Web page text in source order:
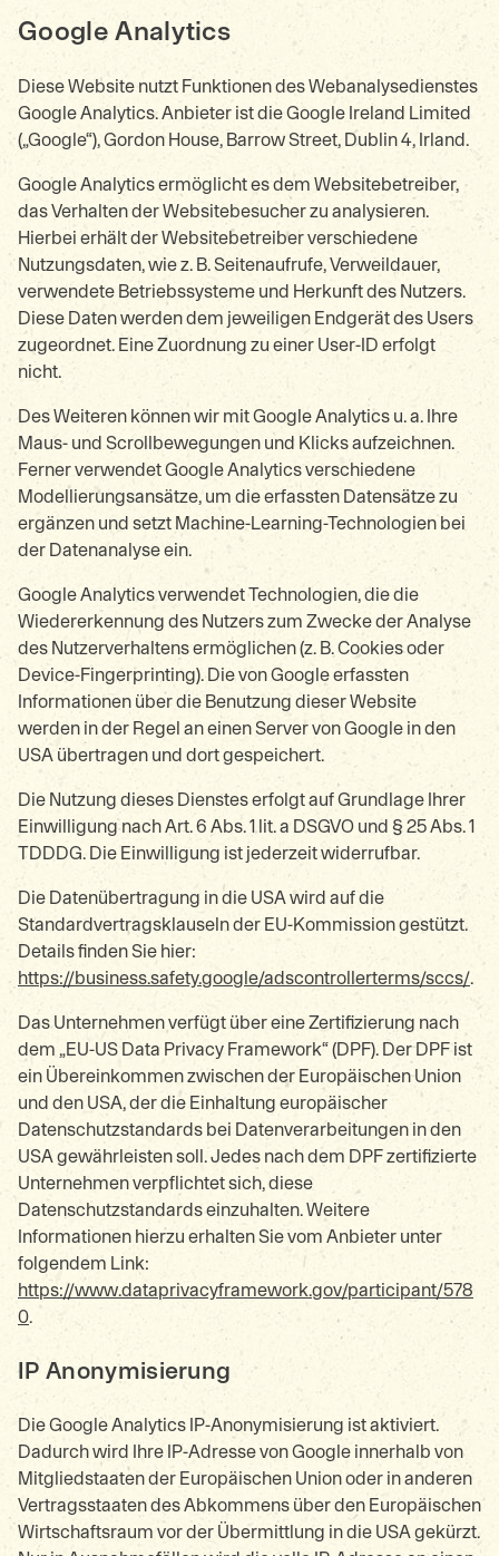
Google Analytics
Diese Website nutzt Funktionen des Webanalysedienstes
Google Analytics. Anbieter ist die Google Ireland Limited
(„Google“), Gordon House, Barrow Street, Dublin 4, Irland.
Google Analytics ermöglicht es dem Websitebetreiber,
das Verhalten der Websitebesucher zu analysieren.
Hierbei erhält der Websitebetreiber verschiedene
Nutzungsdaten, wie z. B. Seitenaufrufe, Verweildauer,
verwendete Betriebssysteme und Herkunft des Nutzers.
Diese Daten werden dem jeweiligen Endgerät des Users
zugeordnet. Eine Zuordnung zu einer User-ID erfolgt
nicht.
Des Weiteren können wir mit Google Analytics u. a. Ihre
Maus- und Scrollbewegungen und Klicks aufzeichnen.
Ferner verwendet Google Analytics verschiedene
Modellierungsansätze, um die erfassten Datensätze zu
ergänzen und setzt Machine-Learning-Technologien bei
der Datenanalyse ein.
Google Analytics verwendet Technologien, die die
Wiedererkennung des Nutzers zum Zwecke der Analyse
des Nutzerverhaltens ermöglichen (z. B. Cookies oder
Device-Fingerprinting). Die von Google erfassten
Informationen über die Benutzung dieser Website
werden in der Regel an einen Server von Google in den
USA übertragen und dort gespeichert.
Die Nutzung dieses Dienstes erfolgt auf Grundlage Ihrer
Einwilligung nach Art. 6 Abs. 1 lit. a DSGVO und § 25 Abs. 1
TDDDG. Die Einwilligung ist jederzeit widerrufbar.
Die Datenübertragung in die USA wird auf die
Standardvertragsklauseln der EU-Kommission gestützt.
Details finden Sie hier:
https://business.safety.google/adscontrollerterms/sccs/
Das Unternehmen verfügt über eine Zertifizierung nach
dem „EU-US Data Privacy Framework“ (DPF). Der DPF ist
ein Übereinkommen zwischen der Europäischen Union
und den USA, der die Einhaltung europäischer
Datenschutzstandards bei Datenverarbeitungen in den
USA gewährleisten soll. Jedes nach dem DPF zertifizierte
Unternehmen verpflichtet sich, diese
Datenschutzstandards einzuhalten. Weitere
Informationen hierzu erhalten Sie vom Anbieter unter
folgendem Link:
https://www.dataprivacyframework.gov/participant/578
0
IP Anonymisierung
Die Google Analytics IP-Anonymisierung ist aktiviert.
Dadurch wird Ihre IP-Adresse von Google innerhalb von
Mitgliedstaaten der Europäischen Union oder in anderen
Vertragsstaaten des Abkommens über den Europäischen
Wirtschaftsraum vor der Übermittlung in die USA gekürzt.